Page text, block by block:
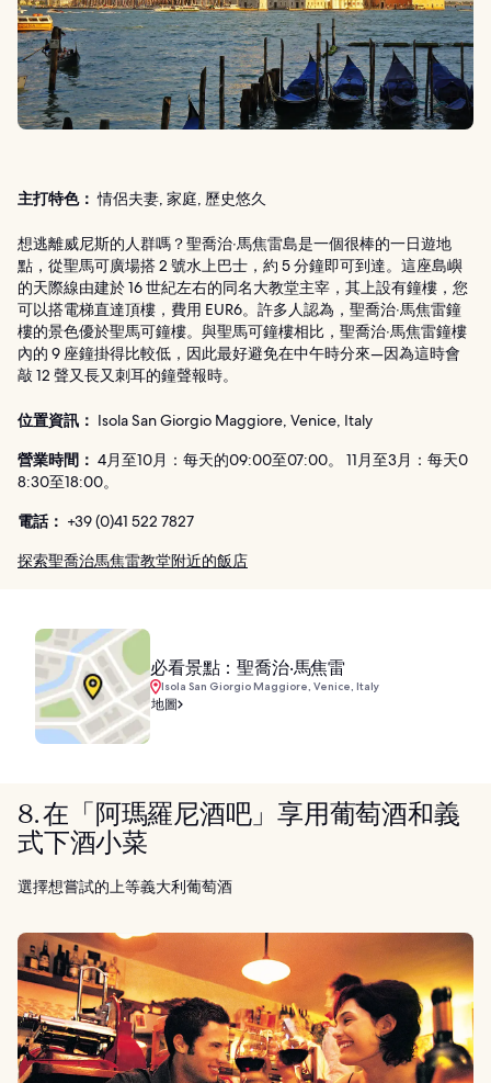
主打特色： 情侶夫妻, 家庭, 歷史悠久
想逃離威尼斯的人群嗎？聖喬治‧馬焦雷島是一個很棒的一日遊地
點，從聖馬可廣場搭 2 號水上巴士，約 5 分鐘即可到達。這座島嶼
的天際線由建於 16 世紀左右的同名大教堂主宰，其上設有鐘樓，您
可以搭電梯直達頂樓，費用 EUR6。許多人認為，聖喬治‧馬焦雷鐘
樓的景色優於聖馬可鐘樓。與聖馬可鐘樓相比，聖喬治‧馬焦雷鐘樓
內的 9 座鐘掛得比較低，因此最好避免在中午時分來—因為這時會
敲 12 聲又長又刺耳的鐘聲報時。
位置資訊： Isola San Giorgio Maggiore, Venice, Italy
營業時間： 4月至10月：每天的09:00至07:00。 11月至3月：每天0
8:30至18:00。
電話： +39 (0)41 522 7827
探索聖喬治馬焦雷教堂附近的飯店
必看景點：聖喬治‧馬焦雷
Isola San Giorgio Maggiore, Venice, Italy
地圖
8. 在「阿瑪羅尼酒吧」享用葡萄酒和義
式下酒小菜
選擇想嘗試的上等義大利葡萄酒